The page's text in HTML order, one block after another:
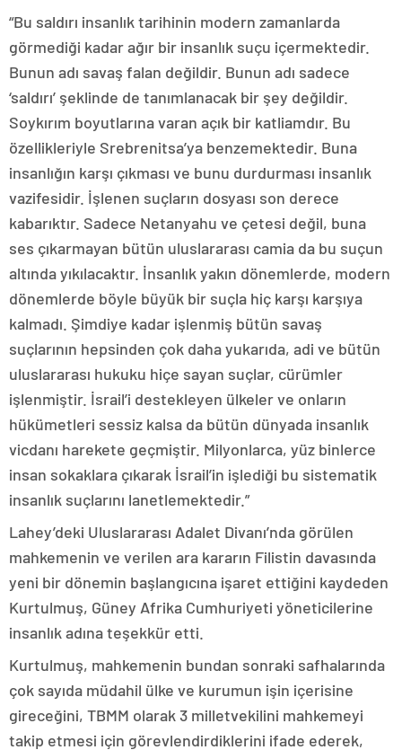
“Bu saldırı insanlık tarihinin modern zamanlarda
görmediği kadar ağır bir insanlık suçu içermektedir.
Bunun adı savaş falan değildir. Bunun adı sadece
‘saldırı’ şeklinde de tanımlanacak bir şey değildir.
Soykırım boyutlarına varan açık bir katliamdır. Bu
özellikleriyle Srebrenitsa’ya benzemektedir. Buna
insanlığın karşı çıkması ve bunu durdurması insanlık
vazifesidir. İşlenen suçların dosyası son derece
kabarıktır. Sadece Netanyahu ve çetesi değil, buna
ses çıkarmayan bütün uluslararası camia da bu suçun
altında yıkılacaktır. İnsanlık yakın dönemlerde, modern
dönemlerde böyle büyük bir suçla hiç karşı karşıya
kalmadı. Şimdiye kadar işlenmiş bütün savaş
suçlarının hepsinden çok daha yukarıda, adi ve bütün
uluslararası hukuku hiçe sayan suçlar, cürümler
işlenmiştir. İsrail’i destekleyen ülkeler ve onların
hükümetleri sessiz kalsa da bütün dünyada insanlık
vicdanı harekete geçmiştir. Milyonlarca, yüz binlerce
insan sokaklara çıkarak İsrail’in işlediği bu sistematik
insanlık suçlarını lanetlemektedir.”
Lahey’deki Uluslararası Adalet Divanı’nda görülen
mahkemenin ve verilen ara kararın Filistin davasında
yeni bir dönemin başlangıcına işaret ettiğini kaydeden
Kurtulmuş, Güney Afrika Cumhuriyeti yöneticilerine
insanlık adına teşekkür etti.
Kurtulmuş, mahkemenin bundan sonraki safhalarında
çok sayıda müdahil ülke ve kurumun işin içerisine
gireceğini, TBMM olarak 3 milletvekilini mahkemeyi
takip etmesi için görevlendirdiklerini ifade ederek,